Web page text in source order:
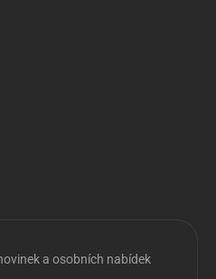
a osobních nabídek